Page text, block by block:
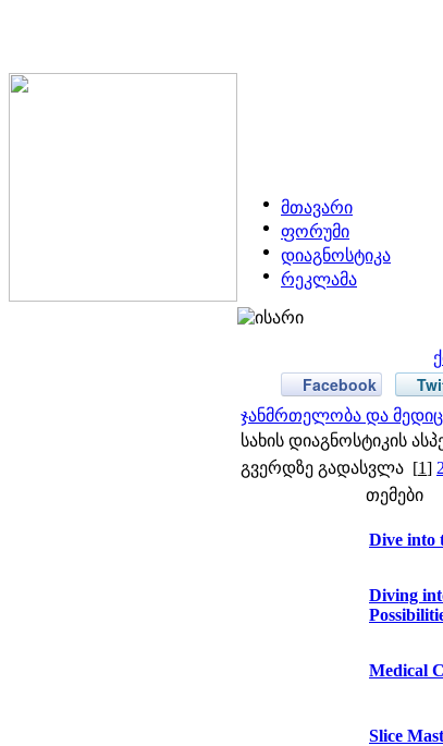
მთავარი
ფორუმი
დიაგნოსტიკა
რეკლამა
Facebook
ჯანმრთელობა და
სახის დიაგნოსტიკის
გვერდზე გადასვლა [1] 2
თემები
Dive into
Diving
Medical
Slice